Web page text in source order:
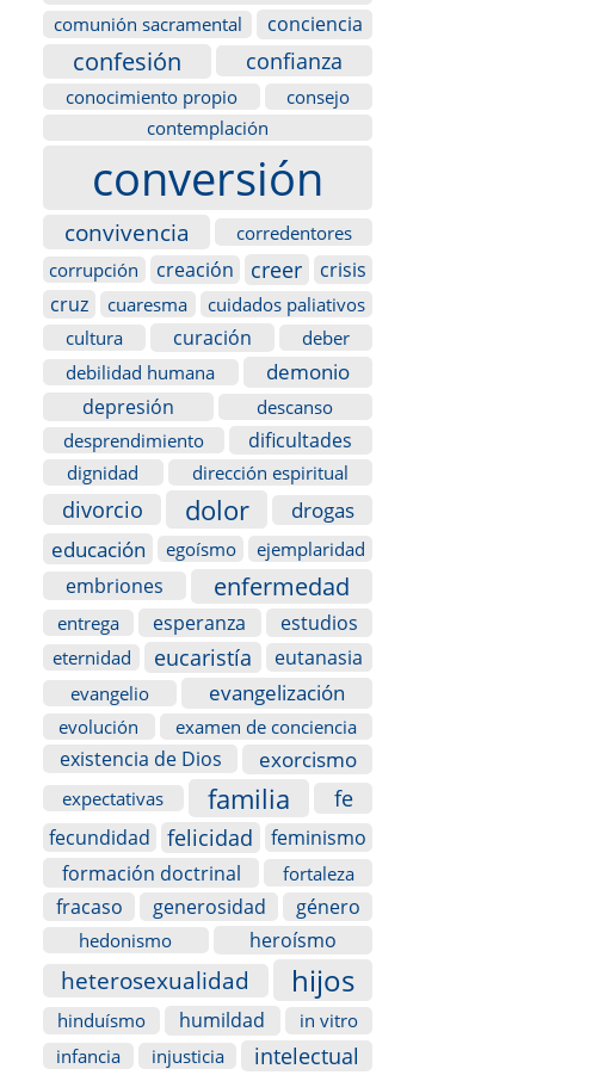
comunión sacramental
conciencia
confesión confianza
conocimiento propio
consejo
contemplación
conversión
convivencia
corredentores
corrupción
creación creer
crisis
cruz
cuaresma
cuidados paliativos
cultura
curación
deber
debilidad humana
demonio
depresión
descanso
desprendimiento
dificultades
dignidad dirección espiritual
divorcio dolor
drogas
educación
egoísmo ejemplaridad
embriones enfermedad
entrega esperanza estudios
eternidad eucaristía eutanasia
evangelio evangelización
evolución examen de conciencia
existencia de Dios exorcismo
expectativas familia fe
fecundidad felicidad
feminismo
formación doctrinal
fortaleza
fracaso generosidad género
hedonismo heroísmo
heterosexualidad hijos
hinduísmo humildad
in vitro
infancia
injusticia intelectual